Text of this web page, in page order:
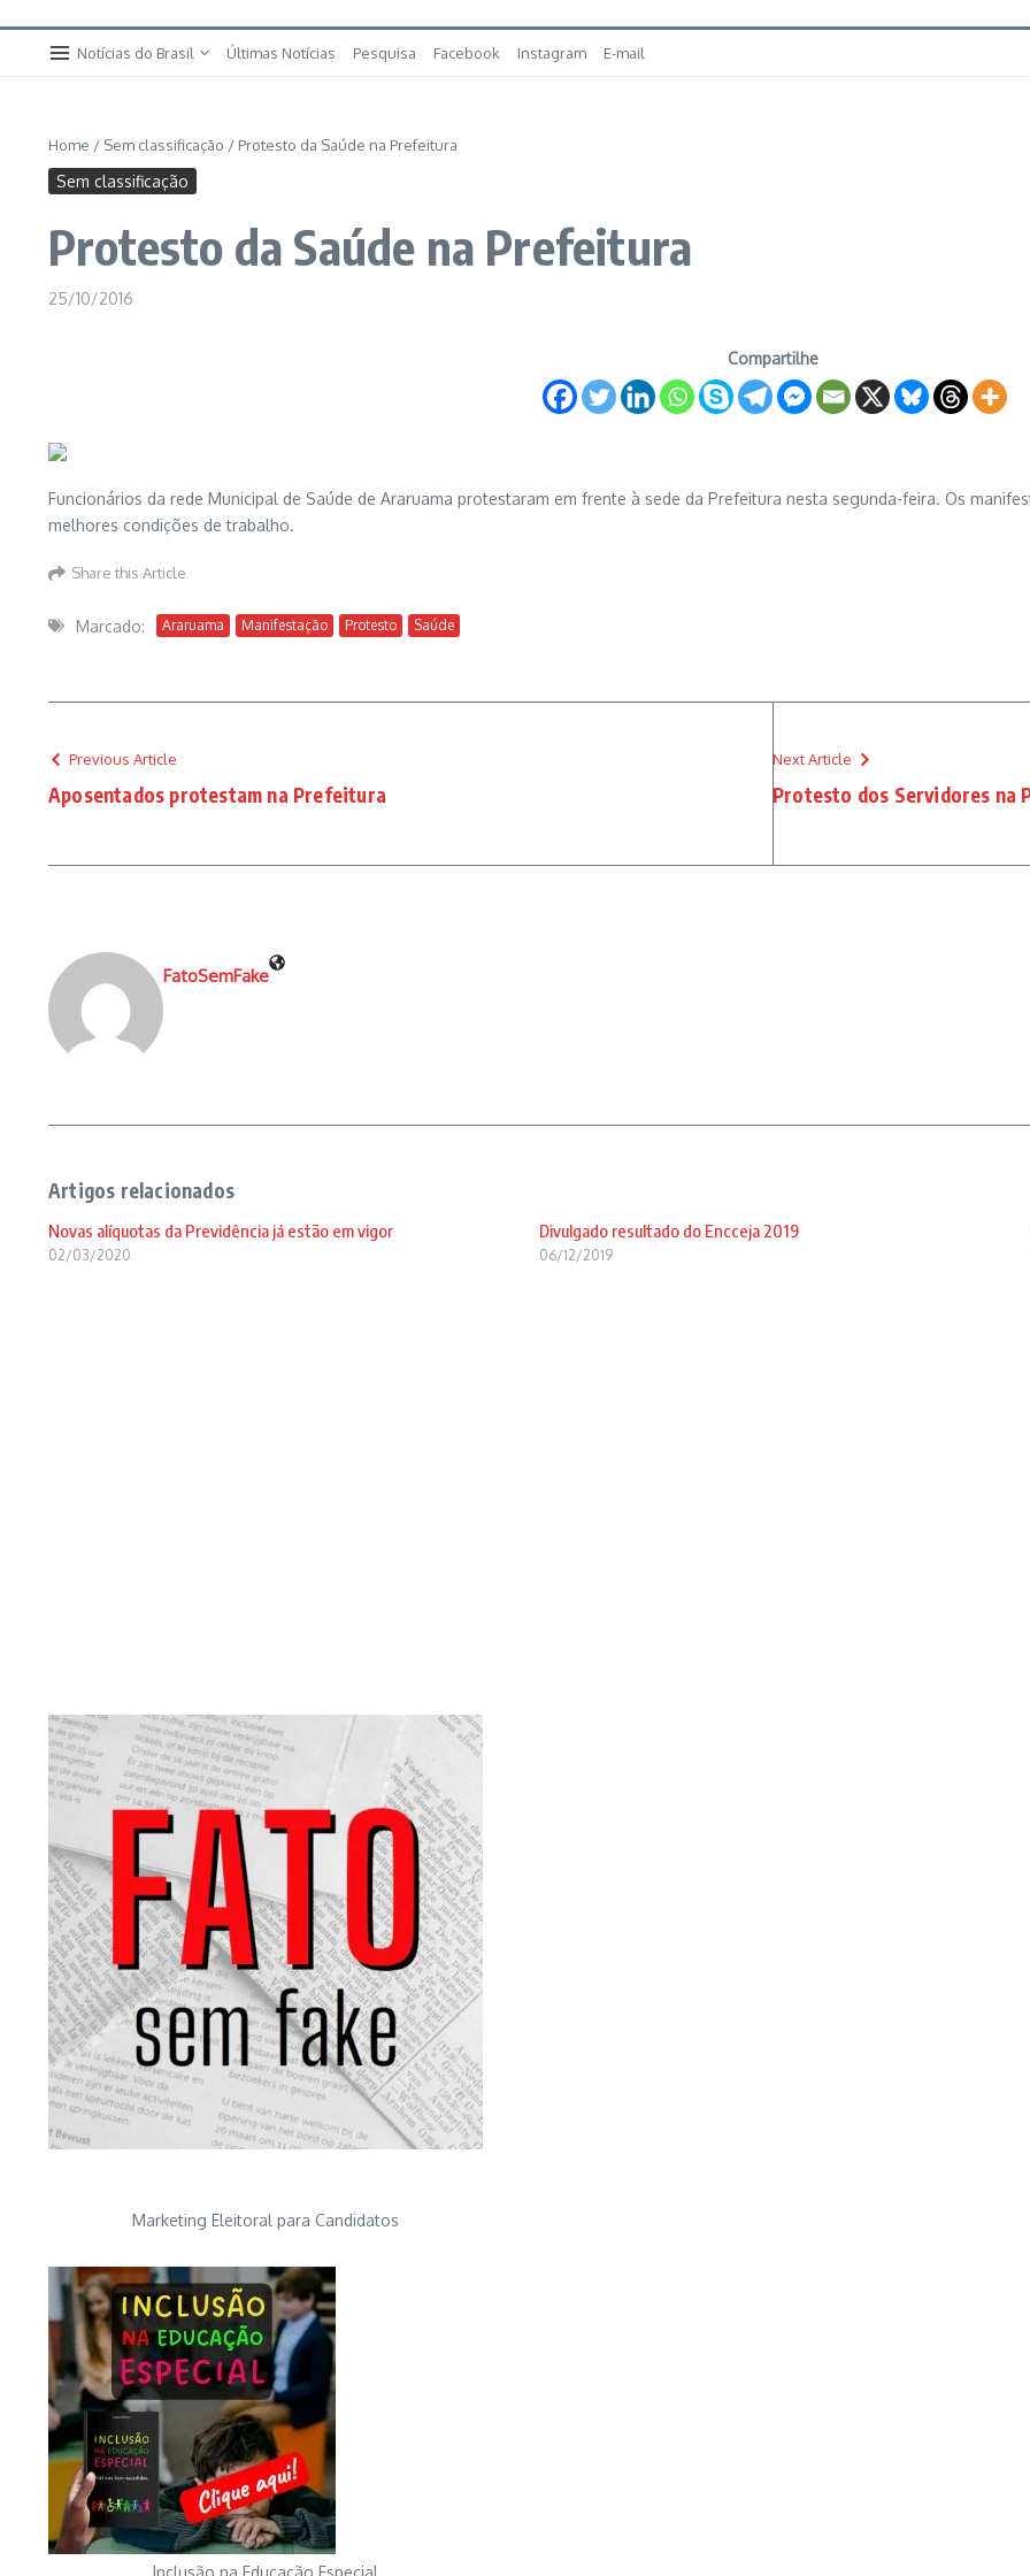
Notícias do Brasil Últimas Notícias Pesquisa Facebook Instagram E-mail
Home / Sem classificação / Protesto da Saúde na Prefeitura
Sem classificação
Protesto da Saúde na Prefeitura
25/10/2016
Compartilhe
Funcionários da rede Municipal de Saúde de Araruama protestaram em frente à sede da Prefeitura nesta segunda-feira. Os
melhores condições de trabalho.
Share this Article
Marcado: Araruama Manifestação Protesto Saúde
Previous Article
Aposentados protestam na Prefeitura
Next Article
Protesto dos Servidores na
FatoSemFake
Artigos relacionados
Novas alíquotas da Previdência já estão em vigor
02/03/2020
Divulgado resultado do Encceja 2019
06/12/2019
Marketing Eleitoral para Candidatos
Inclusão na Educação Especial